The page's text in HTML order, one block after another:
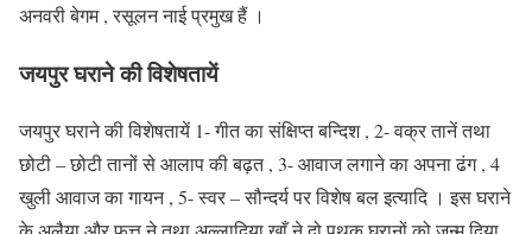
अनवरी बेगम , रसूलन नाई प्रमुख हैं ।
जयपुर घराने की विशेषतायें
जयपुर घराने की विशेषतायें 1- गीत का संक्षिप्त बन्दिश , 2- वक्र तानें तथा
छोटी – छोटी तानों से आलाप की बढ़त , 3- आवाज लगाने का अपना ढंग , 4
खुली आवाज का गायन , 5- स्वर – सौन्दर्य पर विशेष बल इत्यादि । इस घराने